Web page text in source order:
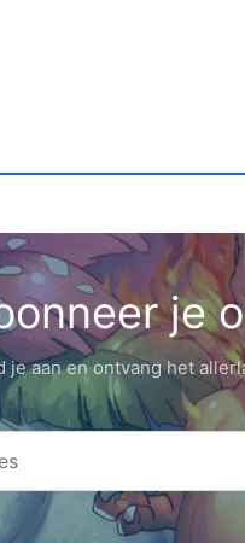
je
je aan en ontvang het